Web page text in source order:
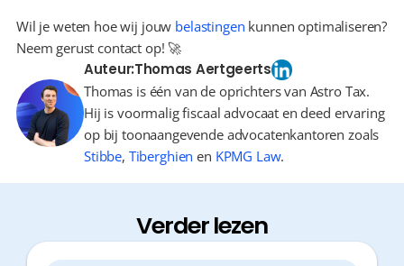
Wil je weten hoe wij jouw belastingen kunnen optimaliseren?
Neem gerust contact op! 🚀
Auteur:Thomas Aertgeerts
Thomas is één van de oprichters van Astro Tax.
Hij is voormalig fiscaal advocaat en deed ervaring
op bij toonaangevende advocatenkantoren zoals
Stibbe, Tiberghien en KPMG Law.
Verder lezen